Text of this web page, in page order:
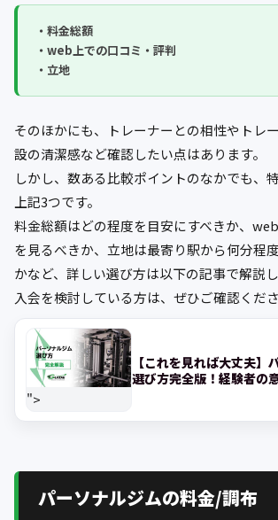
・料金総額
・web上での口コミ・評判
・立地
そのほかにも、トレーナーとの相性やトレ
設の清潔感など確認したい点はあります。
しかし、数ある比較ポイントのなかでも、
上記3つです。
料金総額はどの程度を目安にすべきか、
を見るべきか、立地は最寄り駅から何分程
かなど、詳しい選び方は以下の記事で解説し
入会を検討している方は、ぜひご確認くださ
">
【これを見れば大丈夫】
選び方完全版！経験者の
パーソナルジムの料金/調布